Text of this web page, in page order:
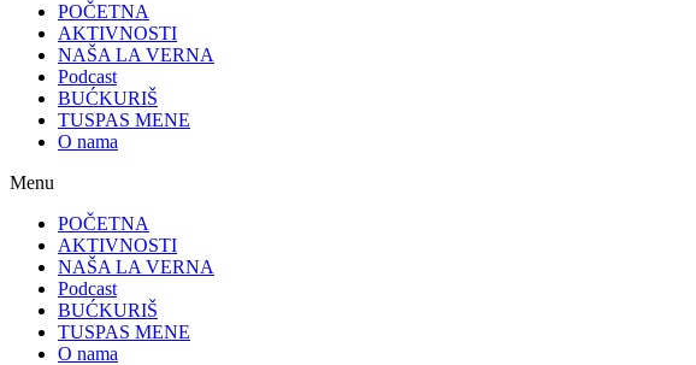
POČETNA
AKTIVNOSTI
NAŠA LA VERNA
Podcast
BUĆKURIŠ
TUSPAS MENE
O nama
Menu
POČETNA
AKTIVNOSTI
NAŠA LA VERNA
Podcast
BUĆKURIŠ
TUSPAS MENE
O nama